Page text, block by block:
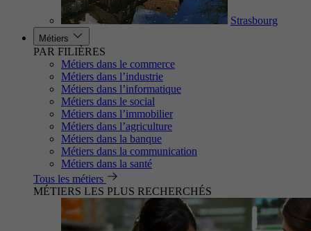
Strasbourg
Métiers
PAR FILIÈRES
Métiers dans le commerce
Métiers dans l’industrie
Métiers dans l’informatique
Métiers dans le social
Métiers dans l’immobilier
Métiers dans l’agriculture
Métiers dans la banque
Métiers dans la communication
Métiers dans la santé
Tous les métiers
MÉTIERS LES PLUS RECHERCHÉS